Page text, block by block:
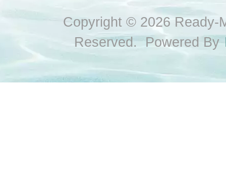
Copyright © 2026 Ready-
Reserved. Powered By